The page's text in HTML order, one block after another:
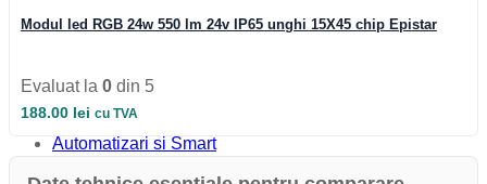
Iluminat Industrial
Iluminat Industrial
Iluminat Expozitii
Automatizari si Smart
Modul led RGB 24w 550 lm 24v IP65 unghi 15X45 chip Epistar
Evaluat la 0 din 5
188.00 lei cu TVA